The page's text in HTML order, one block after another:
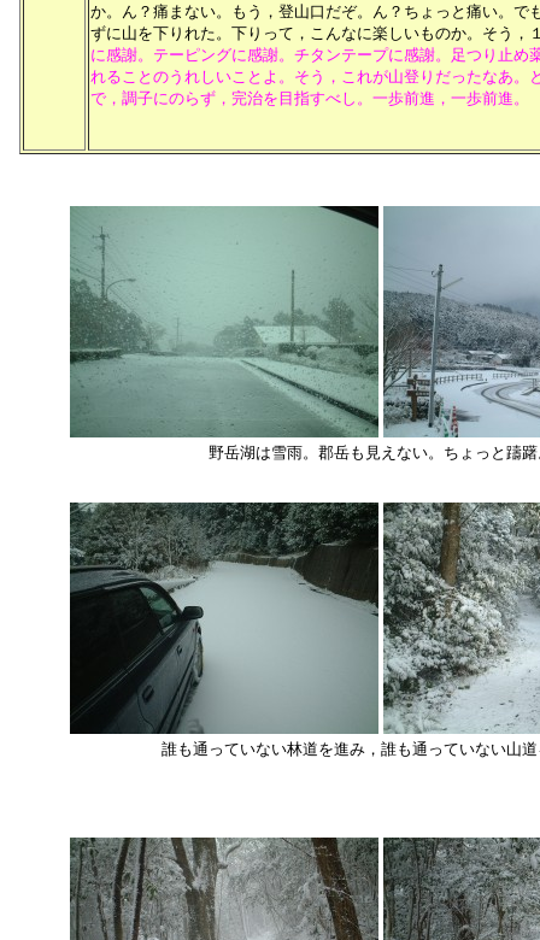
か。ん？痛まない。もう，登山口だぞ。ん？ちょっと痛い。で
ずに山を下りれた。下りって，こんなに楽しいものか。そう，
に感謝。テーピングに感謝。チタンテープに感謝。足つり止め
れることのうれしいことよ。そう，これが山登りだったなあ。
で，調子にのらず，完治を目指すべし。一歩前進，一歩前進。
野岳湖は雪雨。郡岳も見えない。ちょっと躊
誰も通っていない林道を進み，誰も通っていない山